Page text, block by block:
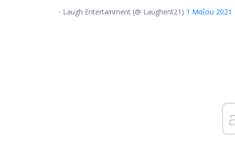
- Laugh Entertainment (@ Laughent21) 1 Μαΐου 2021